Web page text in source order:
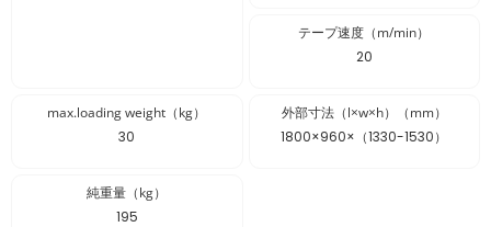
テープ速度（m/min）
20
max.loading weight（kg）
30
外部寸法（l×w×h）（mm）
1800×960×（1330-1530）
純重量（kg）
195